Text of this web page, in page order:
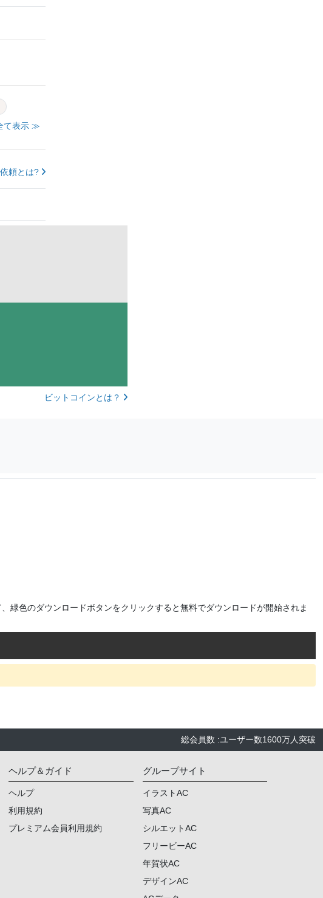
て表示 ≫
頼とは?
ビットコインとは？
、緑色のダウンロードボタンをクリックすると無料でダウンロードが開始されま
総会員数 :ユーザー数1600万人 突破
ヘルプ＆ガイド
ヘルプ
利用規約
プレミアム会員利用規約
グループサイト
イラストAC
写真AC
シルエットAC
フリービーAC
年賀状AC
デザインAC